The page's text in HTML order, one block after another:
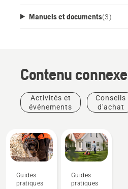
Manuels et documents(3)
Contenu connexe
Activités et
événements
Conseils
d'achat
Guides
pratiques
Guides
pratiques